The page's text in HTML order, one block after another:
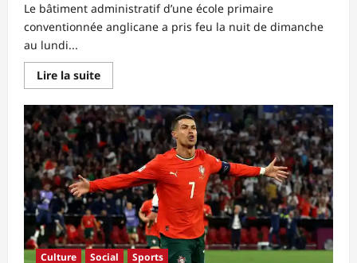
Le bâtiment administratif d’une école primaire
conventionnée anglicane a pris feu la nuit de dimanche
au lundi...
Lire la suiteEn
savoir
sur
Nord-
Kivu/Beni
:
Archives
et
matériels
consumés
dans
un
incendie
d’une
école.
Culture Social Sports